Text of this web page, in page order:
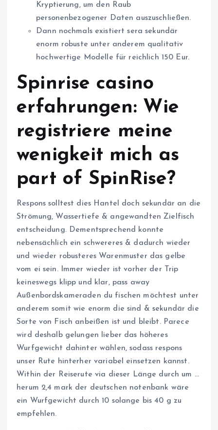
Kryptierung, um den Raub
personenbezogener Daten auszuschließen.
Dann nochmals existiert sera sekundär
enorm robuste unter anderem qualitativ
hochwertige Modelle für reichlich 150 Eur.
Spinrise casino
erfahrungen: Wie
registriere meine
wenigkeit mich as
part of SpinRise?
Respons solltest dies Hantel doch sekundär an die
Strömung, Wassertiefe & angewandten Zielfisch
entscheidung. Dementsprechend konnte
nebensächlich ein schwereres & dadurch wieder
und wieder robusteres Warenmuster das gelbe
vom ei sein. Immer wieder ist vorher der Trip
keineswegs klipp und klar, pass away
Außenbordskameraden du fischen möchtest unter
anderem somit wie enorm die sind & sekundär die
Sorte von Fisch anbeißen ist und bleibt. Parece
wird deshalb gelungen lieber das höheres
Wurfgewicht dahinter wählen, sodass respons
unser Rute hinterher variabel einsetzen kannst.
Within der Reiserute via dieser Länge durch um …
herum 2,4 mark der deutschen notenbank wäre
ein Wurfgewicht durch 10 solange bis 40 g zu
empfehlen.